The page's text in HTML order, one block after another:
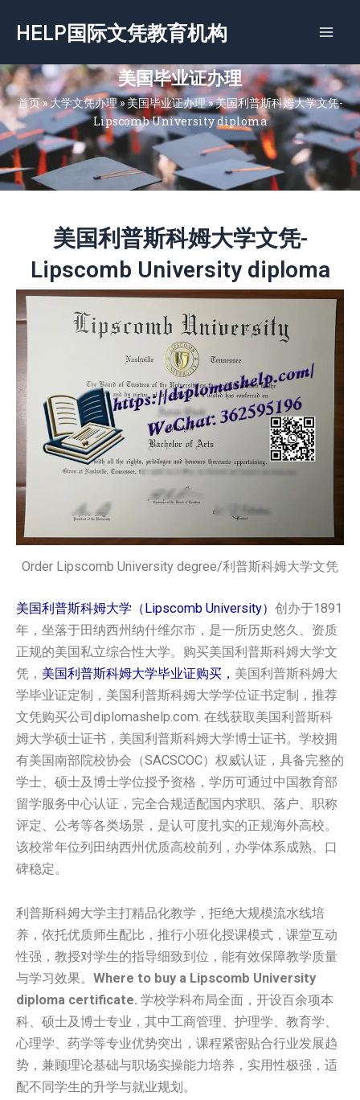
容
HELP国际文凭教育机构
美国毕业证办理
首页»大学文凭办理»美国毕业证办理»美国利普斯科姆大学文凭-
Lipscomb University diploma
美国利普斯科姆大学文凭-
Lipscomb University diploma
Order Lipscomb University degree/利普斯科姆大学文凭
美国利普斯科姆大学（Lipscomb University） 创办于1891
年，坐落于田纳西州纳什维尔市，是一所历史悠久、资质
正规的美国私立综合性大学。购买美国利普斯科姆大学文
凭， 美国利普斯科姆大学毕业证购买， 美国利普斯科姆大
学毕业证定制，美国利普斯科姆大学学位证书定制，推荐
文凭购买公司diplomashelp.com. 在线获取美国利普斯科
姆大学硕士证书，美国利普斯科姆大学博士证书。学校拥
有美国南部院校协会（SACSCOC）权威认证，具备完整的
学士、硕士及博士学位授予资格，学历可通过中国教育部
留学服务中心认证，完全合规适配国内求职、落户、职称
评定、公考等各类场景，是认可度扎实的正规海外高校。
该校常年位列田纳西州优质高校前列，办学体系成熟、口
碑稳定。
利普斯科姆大学主打精品化教学，拒绝大规模流水线培
养，依托优质师生配比，推行小班化授课模式，课堂互动
性强，教授对学生的指导细致到位，能有效保障教学质量
与学习效果。 Where to buy a Lipscomb University
diploma certificate. 学校学科布局全面，开设百余项本
科、硕士及博士专业，其中工商管理、护理学、教育学、
心理学、药学等专业优势突出，课程紧密贴合行业发展趋
势，兼顾理论基础与职场实操能力培养，实用性极强，适
配不同学生的升学与就业规划。